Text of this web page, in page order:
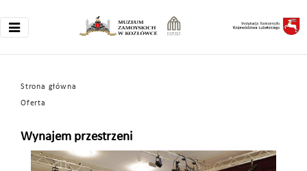
Strona główna
Oferta
Wynajem przestrzeni